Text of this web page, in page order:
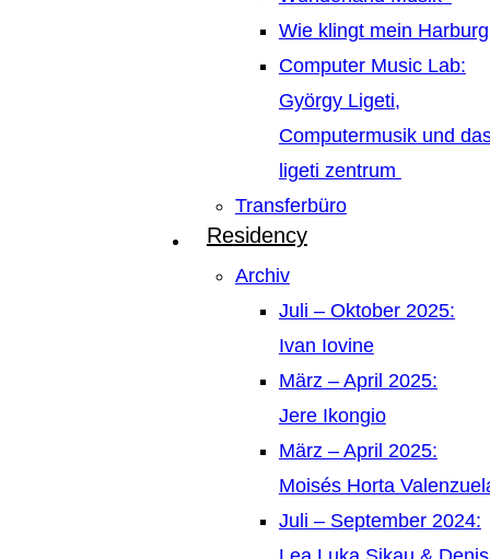
Wie klingt mein Harburg
Computer Music Lab:
György Ligeti,
Computermusik und
ligeti zentrum
Transferbüro
Residency
Archiv
Juli – Oktober 2025:
Ivan Iovine
März – April 2025:
Jere Ikongio
März – April 2025:
Moisés Horta
Juli – September 2024: